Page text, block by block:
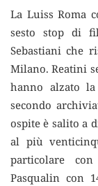
La Luiss Roma
sesto stop di
Sebastiani che
Milano. Reatini
hanno alzato
secondo
ospite è salito a
al più
particolare
Pasqualin con